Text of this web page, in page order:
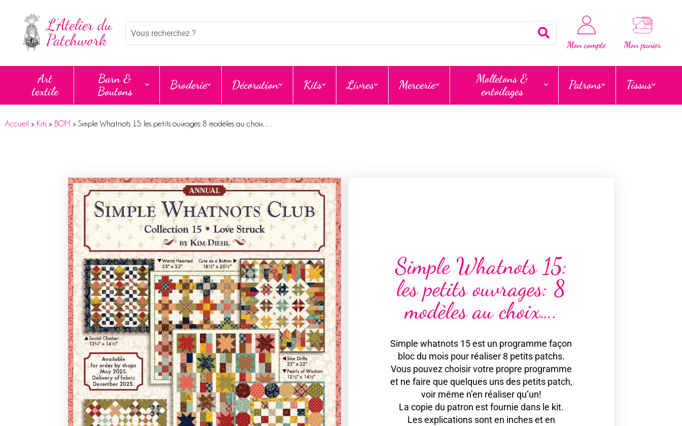
Mots
Rechercher
Mon compte Mon panier
Art
textile
Barn &
Boutons
Broderie Décoration Kits Livres Mercerie
Molletons &
entoilages
Patrons Tissus
Accueil » Kits » BOM » Simple Whatnots 15: les petits ouvrages: 8 modèles au choix….
Simple Whatnots 15:
les petits ouvrages: 8
modèles au choix….
Simple whatnots 15 est un programme façon
bloc du mois pour réaliser 8 petits patchs.
Vous pouvez choisir votre propre programme
et ne faire que quelques uns des petits patch,
voir même n’en réaliser qu’un!
La copie du patron est fournie dans le kit.
Les explications sont en inches et en